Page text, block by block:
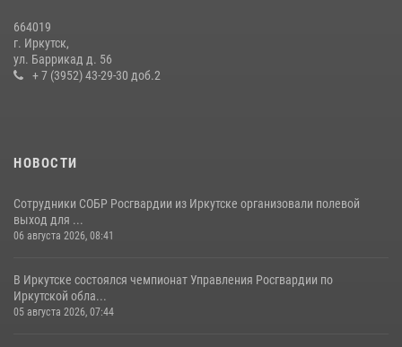
В Иркутске сотрудники вневедомственной охраны Росгвардии
приняли участие в благотворительной акции
664019
г. Иркутск,
ул. Баррикад д. 56
+ 7 (3952) 43-29-30 доб.2
НОВОСТИ
Сотрудники СОБР Росгвардии из Иркутске организовали полевой
выход для ...
06 августа 2026, 08:41
В Иркутске состоялся чемпионат Управления Росгвардии по
Иркутской обла...
05 августа 2026, 07:44